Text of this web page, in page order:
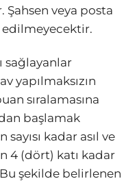
Şahsen veya posta
edilmeyecektir.
sağlayanlar
yapılmaksızın
sıralamasına
başlamak
kadar asıl ve
4 (dört) katı kadar
şekilde belirlenen